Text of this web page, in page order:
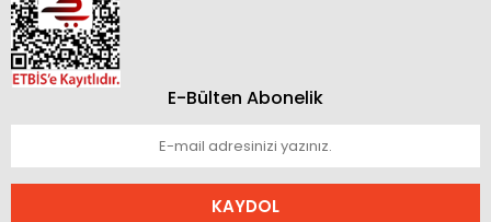
E-Bülten Abonelik
KAYDOL